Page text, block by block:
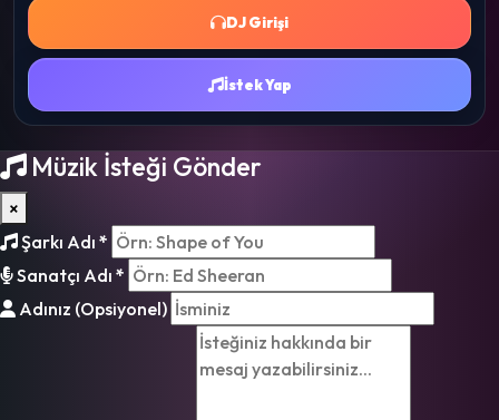
DJ Girişi
İstek Yap
Müzik İsteği Gönder
×
Şarkı Adı *
Sanatçı Adı *
Adınız (Opsiyonel)